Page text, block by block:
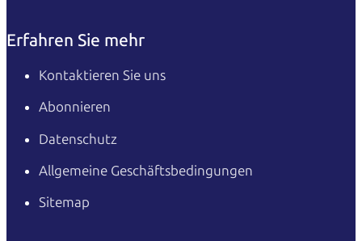
Erfahren Sie mehr
Kontaktieren Sie uns
Abonnieren
Datenschutz
Allgemeine Geschäftsbedingungen
Sitemap